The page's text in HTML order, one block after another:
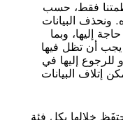
فقط، حسب
ونحذف البيانات
إليها، وبما
يجب أن تظل فيها
للرجوع إليها في
إتلاف البيانات
خلالها بكل فئة